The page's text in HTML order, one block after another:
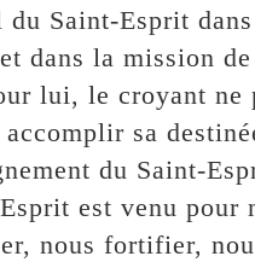
du Saint-Esprit
dans la mission de
lui, le croyant ne
sa
du Saint-
est venu pour
nous fortifier,